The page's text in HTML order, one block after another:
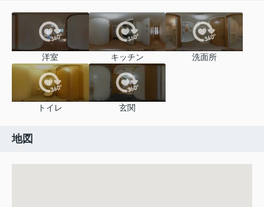
洋室 キッチン 洗面所
トイレ 玄関
地図